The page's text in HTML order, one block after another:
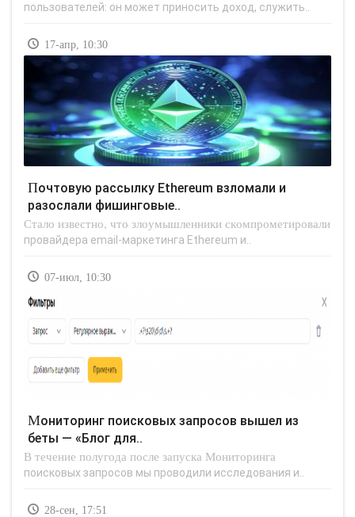
пользователей: он может приносить доход, служить..
17-апр, 10:30
Почтовую рассылку Ethereum взломали и
разослали фишинговые..
Стало известно, что злоумышленники скомпрометировали
провайдера email-маркетинга Ethereum и..
07-июл, 10:30
Мониторинг поисковых запросов вышел из
беты — «Блог для..
В течение полугода после запуска Мониторинга
поисковых запросов мы проводили исследования и..
28-сен, 17:51